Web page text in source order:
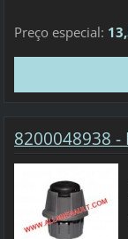
Preço especial:
8200048938